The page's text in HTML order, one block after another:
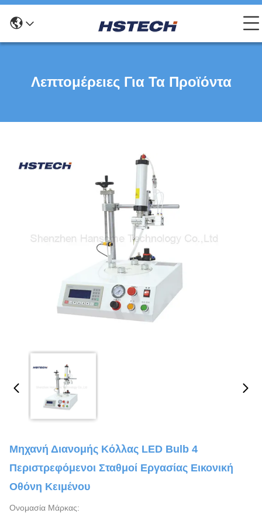
Λεπτομέρειες Για Τα Προϊόντα
Μηχανή Διανομής Κόλλας LED Bulb 4
Περιστρεφόμενοι Σταθμοί Εργασίας Εικονική
Οθόνη Κειμένου
Ονομασία Μάρκας: